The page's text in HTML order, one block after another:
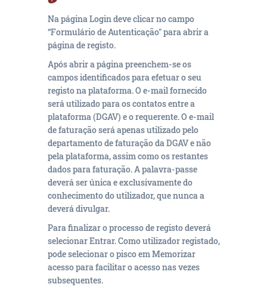
Na página Login deve clicar no campo
“Formulário de Autenticação" para abrir a
página de registo.
Após abrir a página preenchem-se os
campos identificados para efetuar o seu
registo na plataforma. O e-mail fornecido
será utilizado para os contatos entre a
plataforma (DGAV) e o requerente. O e-mail
de faturação será apenas utilizado pelo
departamento de faturação da DGAV e não
pela plataforma, assim como os restantes
dados para faturação. A palavra-passe
deverá ser única e exclusivamente do
conhecimento do utilizador, que nunca a
deverá divulgar.
Para finalizar o processo de registo deverá
selecionar Entrar. Como utilizador registado,
pode selecionar o pisco em Memorizar
acesso para facilitar o acesso nas vezes
subsequentes.